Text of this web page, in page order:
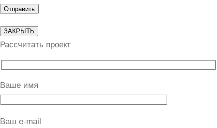
ЗАКРЫТЬ
Рассчитать проект
Ваше имя
Ваш e-mail